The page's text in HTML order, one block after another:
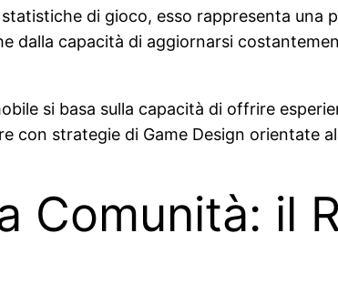
di gioco, esso rappresenta
dalla capacità di aggiornarsi
si basa sulla capacità di offrire
con strategie di Game Design orientate
Comunità: il